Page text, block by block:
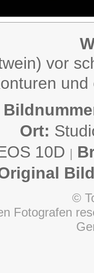
vor
Ort:
10D |
©
Fotografen